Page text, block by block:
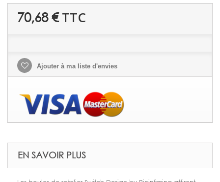
70,68 €TTC
Ajouter à ma liste d'envies
EN SAVOIR PLUS